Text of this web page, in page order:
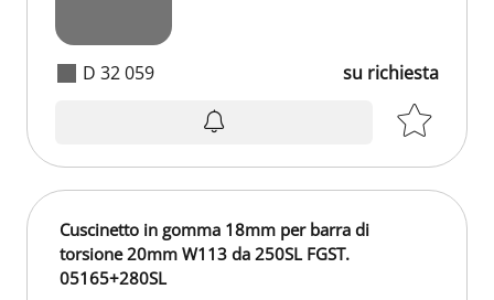
D 32 059 su richiesta
Cuscinetto in gomma 18mm per barra di
torsione 20mm W113 da 250SL FGST.
05165+280SL